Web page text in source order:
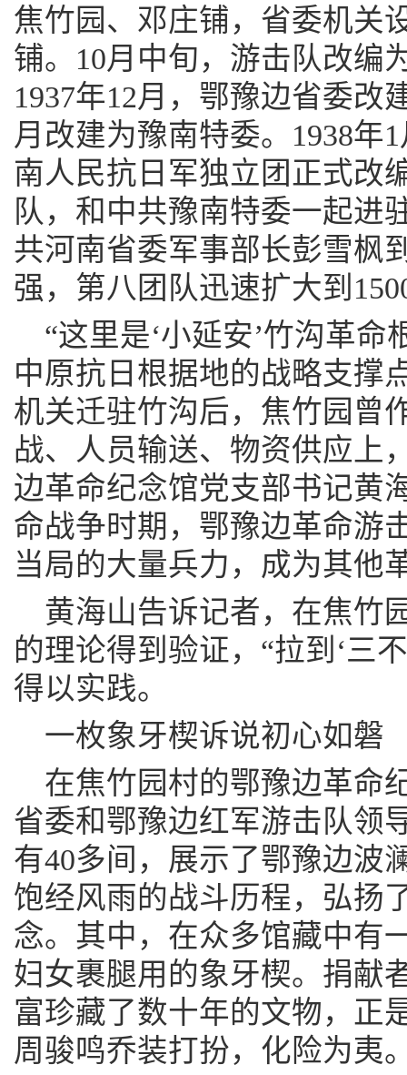
焦竹园、邓庄铺，省委机关
铺。10月中旬，游击队改编
1937年12月，鄂豫边省委改
月改建为豫南特委。1938年
南人民抗日军独立团正式改
队，和中共豫南特委一起进
共河南省委军事部长彭雪枫
强，第八团队迅速扩大到
“这里是‘小延安’竹沟革
中原抗日根据地的战略支撑
机关迁驻竹沟后，焦竹园曾
战、人员输送、物资供应上
边革命纪念馆党支部书记黄
命战争时期，鄂豫边革命游
当局的大量兵力，成为其他
黄海山告诉记者，在焦竹
的理论得到验证，“拉到‘三
得以实践。
一枚象牙楔诉说初心如磐
在焦竹园村的鄂豫边革命
省委和鄂豫边红军游击队领
有40多间，展示了鄂豫边波
饱经风雨的战斗历程，弘扬
念。其中，在众多馆藏中有
妇女裹腿用的象牙楔。捐献
富珍藏了数十年的文物，正
周骏鸣乔装打扮，化险为夷